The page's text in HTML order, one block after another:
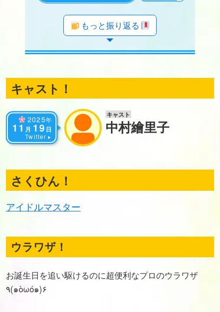
年のツイート
年のツイート
年のツイート
年のツイート
年のツイート
年のツイート
年のツイート
年のツイート
年のツイート
年のツイート
年のツイート
年のツイート
年のツイート
年のツイート
年のツイート
年のツイート
もっと振り返る
キャスト！
2025年
11月 19 日
Twitter
キャスト
中村繪里子
さくひん！
アイドルマスター
ウラワザ！
お誕生日を追い駆けるのに超便利なプロのウラワザ
٩(๑òωó๑)۶